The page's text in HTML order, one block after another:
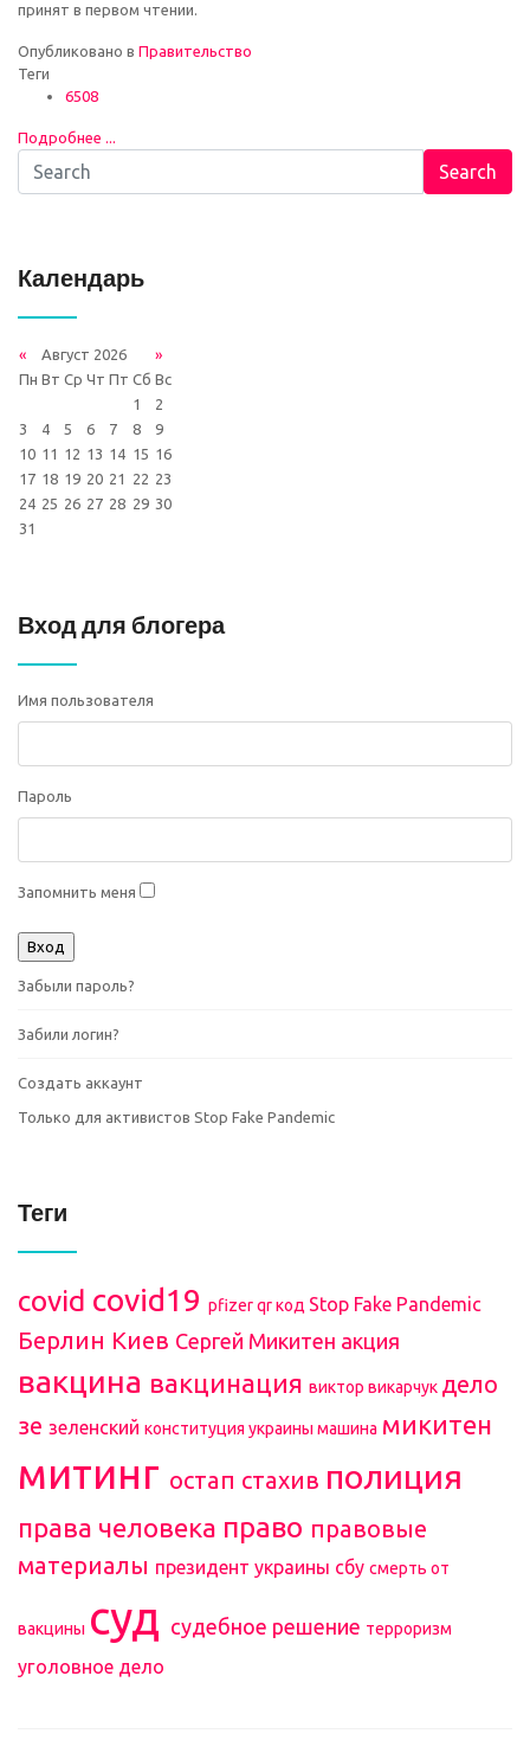
принят в первом чтении.
Опубликовано в Правительство
Теги
6508
Подробнее ...
Search
Календарь
« Август 2026
»
Пн Вт Ср Чт Пт Сб Вс
1
2
3
4 5 6 7 8
9
10 11 12 13 14 15 16
17 18 19 20 21 22 23
24 25 26 27 28 29 30
31
Вход для блогера
Имя пользователя
Пароль
Запомнить меня
Забыли пароль?
Забили логин?
Создать аккаунт
Только для активистов Stop Fake Pandemic
Теги
covid covid19 pfizerqr код Stop Fake Pandemic
Берлин Киев Сергей Микитен акция
вакцина вакцинация виктор викарчук дело
зе зеленский конституция украины машина микитен
митинг остап стахив полиция
права человека право правовые
материалы президент украины сбу смерть от
вакцины суд судебное решение терроризм
уголовное дело